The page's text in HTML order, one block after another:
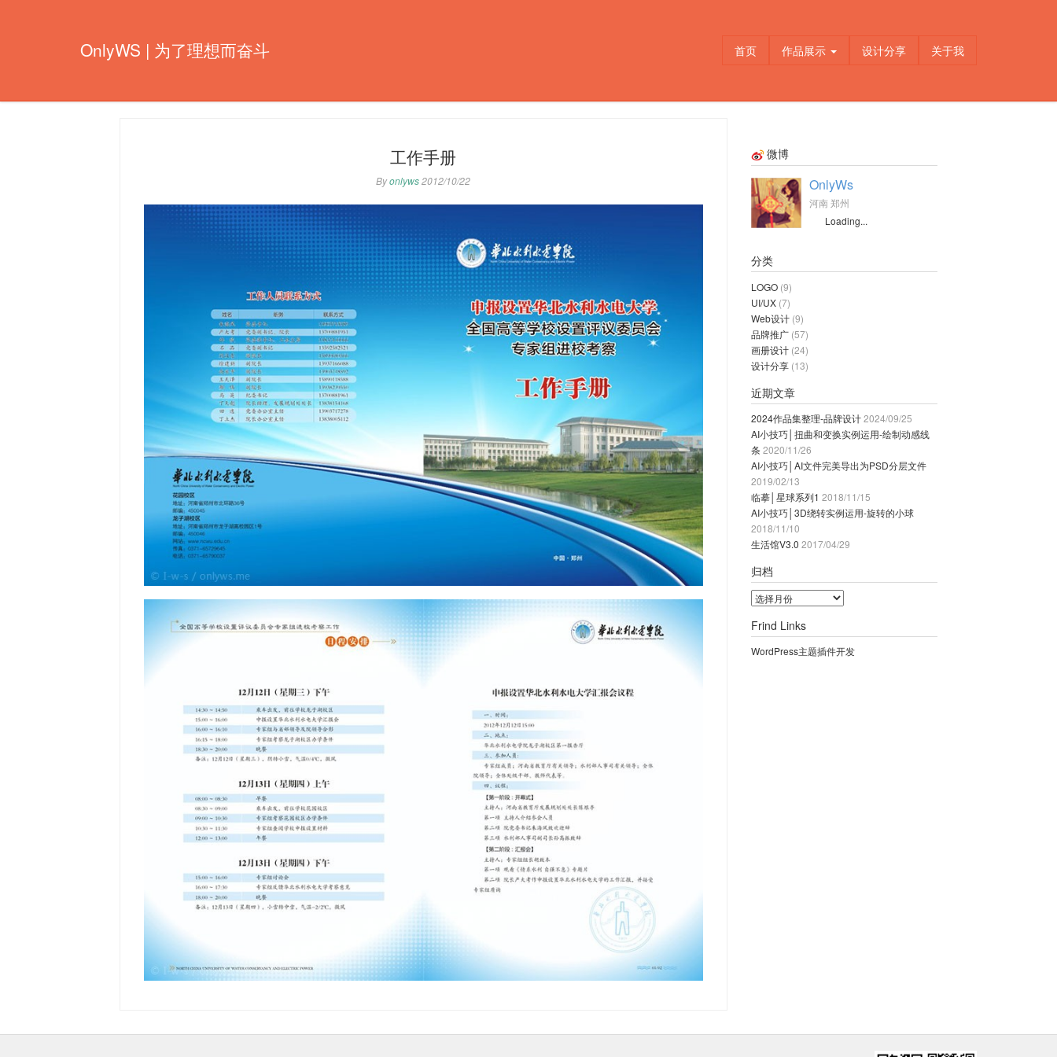
OnlyWS | 为了理想而奋斗 首页 作品展示 设计分享 关于我
工作手册
Byonlyws2012/10/22
微博
OnlyWs
河南 郑州
Loading...
分类
LOGO(9)
UI/UX(7)
Web设计(9)
品牌推广(57)
画册设计(24)
设计分享(13)
近期文章
2024作品集整理-品牌设计 2024/09/25
AI小技巧│扭曲和变换实例运用-绘制动感线
条 2020/11/26
AI小技巧│AI文件完美导出为PSD分层文件
2019/02/13
临摹│星球系列1 2018/11/15
AI小技巧│3D绕转实例运用-旋转的小球
2018/11/10
生活馆V3.0 2017/04/29
归档
归
档
Frind Links
WordPress主题插件开发